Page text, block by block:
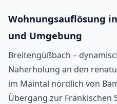
Wohnungsauflösung
und Umgebung
Breitengüßbach –
Naherholung an den
im Maintal nördlich von
Übergang zur Fränkischen